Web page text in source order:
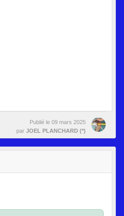
Publié le 09 mars 2025
par JOEL PLANCHARD (*)